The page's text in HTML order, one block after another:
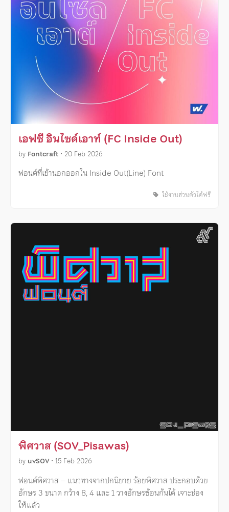
เอฟซี อินไซด์เอาท์ (FC Inside Out)
by Fontcraft • 20 Feb 2026
ฟอนต์ที่เข้านอกออกใน Inside Out(Line) Font
ใช้งานส่วนตัวได้ฟรี
พิศวาส (SOV_Pisawas)
by uvSOV • 15 Feb 2026
ฟอนต์พิศวาส – แนวทางจากปกนิยาย ร้อยพิศวาส ประกอบด้วย
อักษร 3 ขนาด กว้าง 8, 4 และ 1 วางอักษรซ้อนกันได้ เจาะช่อง
ให้แล้ว